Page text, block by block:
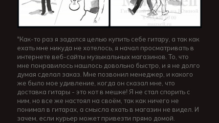
"Как-то раз я задался целью купить себе гитару, а так как
ехать мне никуда не хотелось, я начал просматривать в
интернете веб-сайты музыкальных магазинов. То, что
мне понравилось нашлось довольно быстро, и я не долго
думая сделал заказ. Мне позвонил менеджер, и какого
же было мое удивление, когда он сказал мне, что
доставка гитары - это кот в мешке! Я не стал спорить с
ним, но все же настоял на своём, так как ничего не
понимал в гитарах, а смысла ехать в магазин не видел. И
зачем, если курьер может привезти прямо домой.